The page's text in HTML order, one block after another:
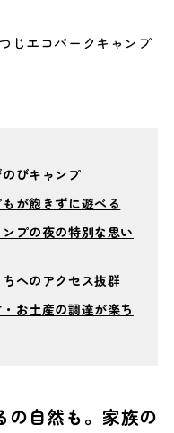
じエコパークキャンプ
びキャンプ
が飽きずに遊べる
プの夜の特別な思い
へのアクセス抜群
お土産の調達が楽ち
の自然も。家族の